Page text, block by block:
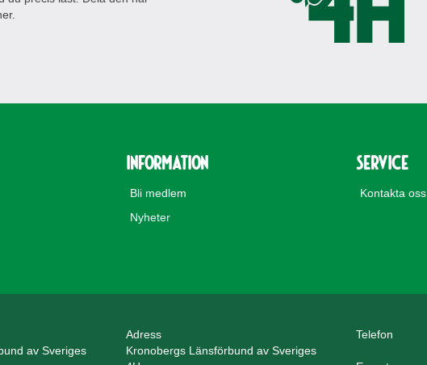
Information
Bli medlem
Nyheter
Service
Kontakta oss
av Sveriges
Adress
Kronobergs Länsförbund av Sveriges
Telefon